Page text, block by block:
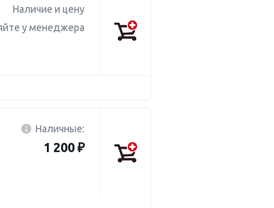
Наличие и цену
у менеджера
Наличные:
1 200 ₽